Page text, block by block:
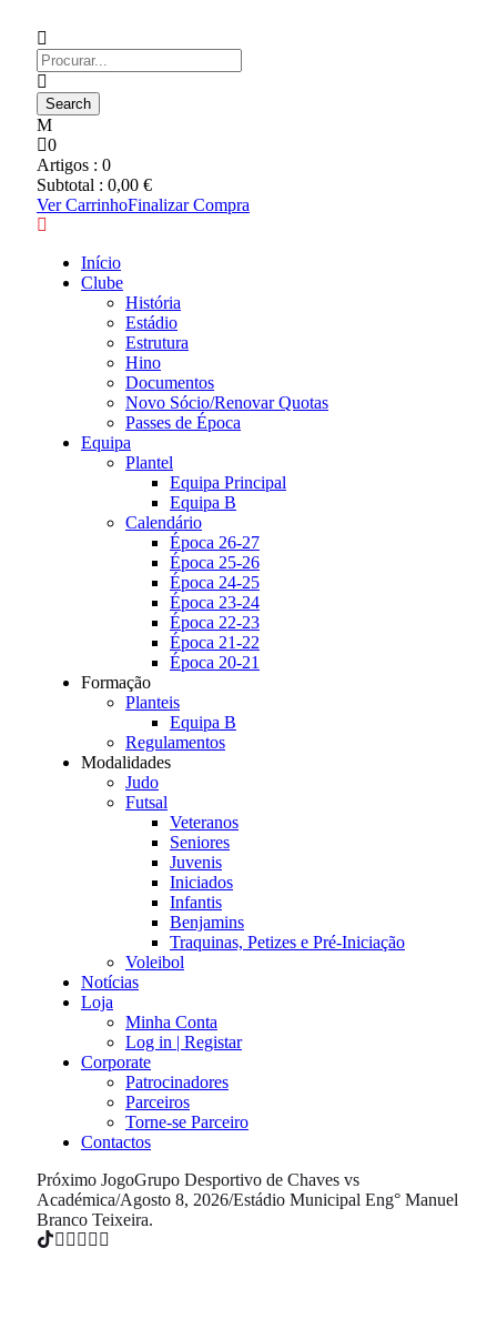
0
Artigos : 0
Subtotal : 0,00 €
Ver CarrinhoFinalizar Compra
Início
Clube
História
Estádio
Estrutura
Hino
Documentos
Novo Sócio/Renovar Quotas
Passes de Época
Equipa
Plantel
Equipa Principal
Equipa B
Calendário
Época 26-27
Época 25-26
Época 24-25
Época 23-24
Época 22-23
Época 21-22
Época 20-21
Formação
Planteis
Equipa B
Regulamentos
Modalidades
Judo
Futsal
Veteranos
Seniores
Juvenis
Iniciados
Infantis
Benjamins
Traquinas, Petizes e Pré-Iniciação
Voleibol
Notícias
Loja
Minha Conta
Log in | Registar
Corporate
Patrocinadores
Parceiros
Torne-se Parceiro
Contactos
Próximo JogoGrupo Desportivo de Chaves vs
Académica/Agosto 8, 2026/Estádio Municipal Eng° Manuel
Branco Teixeira.